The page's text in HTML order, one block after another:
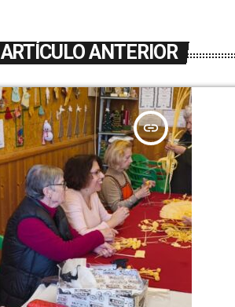
ARTÍCULO ANTERIOR
insert_link